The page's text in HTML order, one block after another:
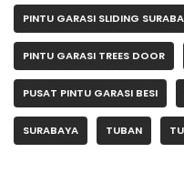
PINTU GARASI SLIDING
PINTU GARASI TREES DOOR
PUSAT PINTU GARASI BESI
SURABAYA TUBAN